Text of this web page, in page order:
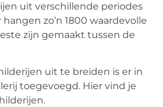
uit verschillende periodes
zo’n 1800 waardevolle
zijn gemaakt tussen de
uit te breiden is er in
toegevoegd. Hier vind je